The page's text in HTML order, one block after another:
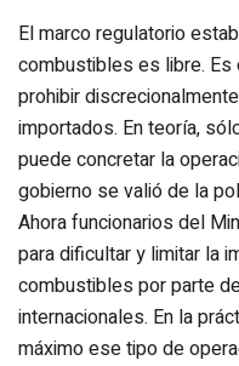
El marco regulatorio
combustibles es libre. Es
prohibir
importados. En teoría,
puede concretar la
gobierno se valió de la
Ahora funcionarios del
para dificultar y limitar la
combustibles por parte
internacionales. En la
máximo ese tipo de